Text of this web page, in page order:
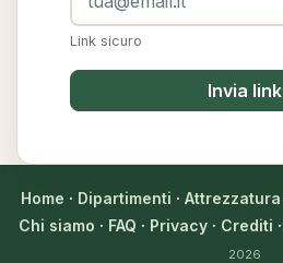
Link sicuro
Invia link
Home · Dipartimenti · Attrezzatura
Chi siamo · FAQ · Privacy · Crediti ·
2026